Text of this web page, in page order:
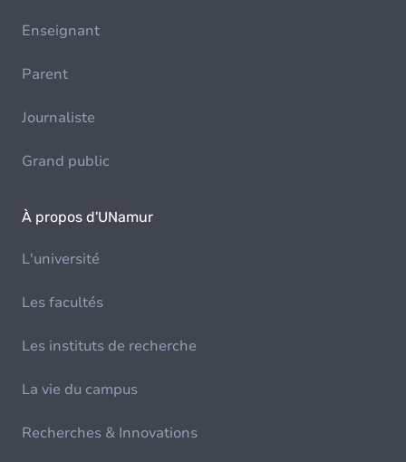
Enseignant
Parent
Journaliste
Grand public
À propos d'UNamur
L'université
Les facultés
Les instituts de recherche
La vie du campus
Recherches & Innovations